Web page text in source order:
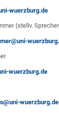
wuerzburg.de
(stellv.
wuerzburg.de
wuerzburg.de